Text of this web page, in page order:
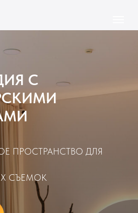
С
ПРОСТРАНСТВО ДЛЯ
СЪЕМОК